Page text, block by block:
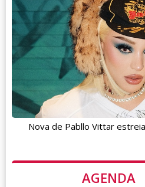
AGENDA
Nova de Pabllo Vittar